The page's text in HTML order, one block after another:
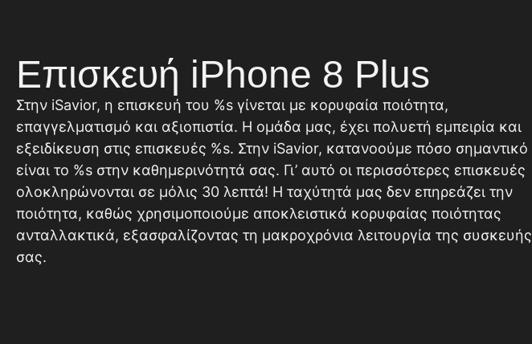
Επισκευή iPhone 8 Plus
Στην iSavior, η επισκευή του %s γίνεται με κορυφαία ποιότητα,
επαγγελματισμό και αξιοπιστία. Η ομάδα μας, έχει πολυετή εμπειρία και
εξειδίκευση στις επισκευές %s. Στην iSavior, κατανοούμε πόσο σημαντικό
είναι το %s στην καθημερινότητά σας. Γι’ αυτό οι περισσότερες επισκευές
ολοκληρώνονται σε μόλις 30 λεπτά! Η ταχύτητά μας δεν επηρεάζει την
ποιότητα, καθώς χρησιμοποιούμε αποκλειστικά κορυφαίας ποιότητας
ανταλλακτικά, εξασφαλίζοντας τη μακροχρόνια λειτουργία της συσκευής
σας.